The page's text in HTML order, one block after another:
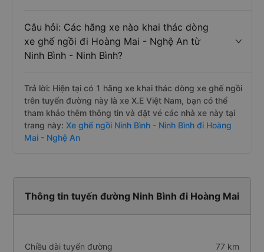
Câu hỏi: Các hãng xe nào khai thác dòng
xe ghế ngồi đi Hoàng Mai - Nghệ An từ
Ninh Bình - Ninh Bình?
Trả lời: Hiện tại có 1 hãng xe khai thác dòng xe ghế ngồi
trên tuyến đường này là xe X.E Việt Nam, bạn có thể
tham khảo thêm thông tin và đặt vé các nhà xe này tại
trang này: Xe ghế ngồi Ninh Bình - Ninh Bình đi Hoàng
Mai - Nghệ An
Thông tin tuyến đường Ninh Bình đi Hoàng Mai
Chiều dài tuyến đường 77 km